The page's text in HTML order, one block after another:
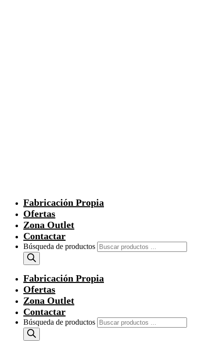
Fabricación Propia
Ofertas
Zona Outlet
Contactar
Búsqueda de productos
Fabricación Propia
Ofertas
Zona Outlet
Contactar
Búsqueda de productos